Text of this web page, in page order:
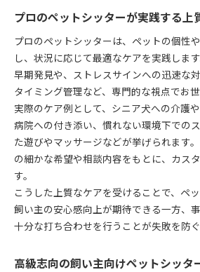
プロのペットシッターが実践する上
プロのペットシッターは、ペットの個性
し、状況に応じて最適なケアを実践しま
早期発見や、ストレスサインへの迅速な
タイミング管理など、専門的な視点でお世
実際のケア例として、シニア犬への介護
病院への付き添い、慣れない環境下での
た遊びやマッサージなどが挙げられます
の細かな希望や相談内容をもとに、カス
す。
こうした上質なケアを受けることで、ペ
飼い主の安心感向上が期待できる一方、
十分な打ち合わせを行うことが失敗を防ぐ
高級志向の飼い主向けペットシッタ